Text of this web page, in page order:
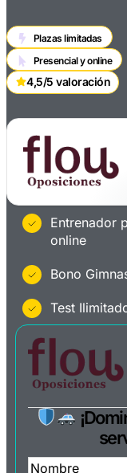
Plazas limitadas
Presencial y online
4,5/5 valoración
Entrenador
online
Bono
Test